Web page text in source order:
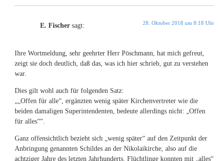
E. Fischer sagt: 28. Oktober 2018 um 8:18 Uhr
Ihre Wortmeldung, sehr geehrter Herr Pöschmann, hat mich gefreut,
zeigt sie doch deutlich, daß das, was ich hier schrieb, gut zu verstehen
war.
Dies gilt wohl auch für folgenden Satz:
„„Offen für alle“, ergänzten wenig später Kirchenvertreter wie die
beiden damaligen Superintendenten, bedeute allerdings nicht: „Offen
für alles““.
Ganz offensichtlich bezieht sich „wenig später“ auf den Zeitpunkt der
Anbringung genannten Schildes an der Nikolaikirche, also auf die
achtziger Jahre des letzten Jahrhunderts. Flüchtlinge konnten mit „alles“